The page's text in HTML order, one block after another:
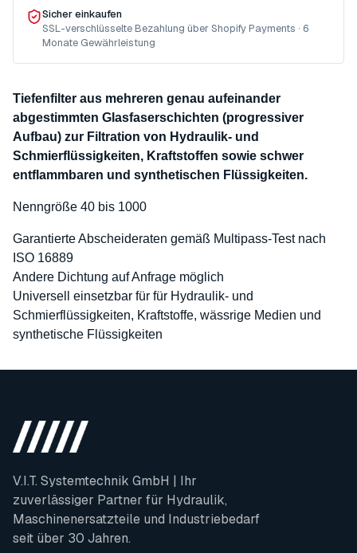
Sicher einkaufen
SSL-verschlüsselte Bezahlung über Shopify Payments · 6
Monate Gewährleistung
Tiefenfilter aus mehreren genau aufeinander
abgestimmten Glasfaserschichten (progressiver
Aufbau) zur Filtration von Hydraulik- und
Schmierflüssigkeiten, Kraftstoffen sowie schwer
entflammbaren und synthetischen Flüssigkeiten.
Nenngröße 40 bis 1000
Garantierte Abscheideraten gemäß Multipass-Test nach
ISO 16889
Andere Dichtung auf Anfrage möglich
Universell einsetzbar für für Hydraulik- und
Schmierflüssigkeiten, Kraftstoffe, wässrige Medien und
synthetische Flüssigkeiten
V.I.T. Systemtechnik GmbH | Ihr
zuverlässiger Partner für Hydraulik,
Maschinenersatzteile und Industriebedarf
seit über 30 Jahren.